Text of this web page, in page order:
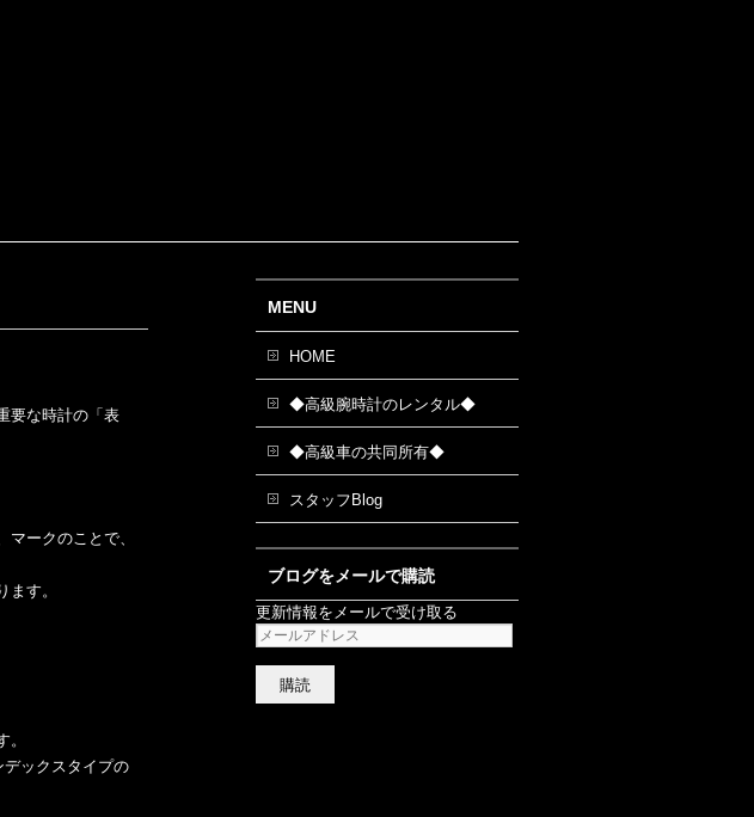
要な時計の「表
ークのことで、
す。
ックスタイプの
MENU
HOME
◆高級腕時計のレンタル◆
◆高級車の共同所有◆
スタッフBlog
ブログをメールで購読
更新情報をメールで受け取る
メ
ア